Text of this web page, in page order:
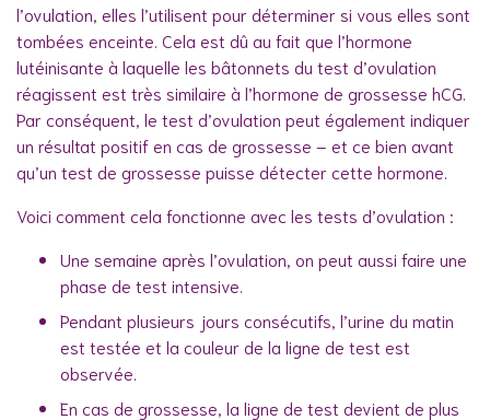
l’ovulation, elles l’utilisent pour déterminer si vous elles sont
tombées enceinte. Cela est dû au fait que l’hormone
lutéinisante à laquelle les bâtonnets du test d’ovulation
réagissent est très similaire à l’hormone de grossesse hCG.
Par conséquent, le test d’ovulation peut également indiquer
un résultat positif en cas de grossesse – et ce bien avant
qu’un test de grossesse puisse détecter cette hormone.
Voici comment cela fonctionne avec les tests d’ovulation :
Une semaine après l’ovulation, on peut aussi faire une
phase de test intensive.
Pendant plusieurs jours consécutifs, l’urine du matin
est testée et la couleur de la ligne de test est
observée.
En cas de grossesse, la ligne de test devient de plus